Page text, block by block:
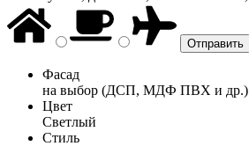
Фасад
на выбор (ДСП, МДФ ПВХ и др.)
Цвет
Светлый
Стиль